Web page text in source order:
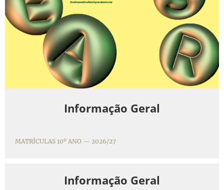
Informação Geral
MATRÍCULAS 10º ANO — 2026/27
Informação Geral